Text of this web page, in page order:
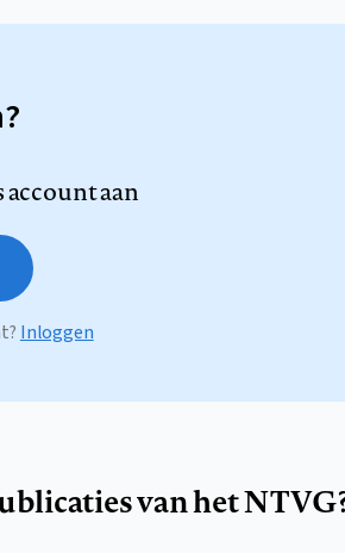
account aan
Inloggen
van het